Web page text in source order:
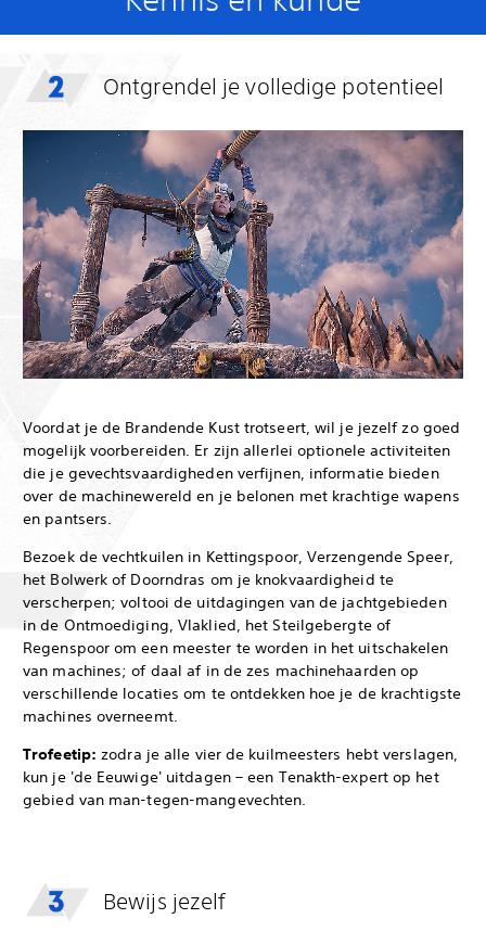
Ontgrendel je volledige potentieel
Voordat je de Brandende Kust trotseert, wil je jezelf zo goed
mogelijk voorbereiden. Er zijn allerlei optionele activiteiten
die je gevechtsvaardigheden verfijnen, informatie bieden
over de machinewereld en je belonen met krachtige wapens
en pantsers.
Bezoek de vechtkuilen in Kettingspoor, Verzengende Speer,
het Bolwerk of Doorndras om je knokvaardigheid te
verscherpen; voltooi de uitdagingen van de jachtgebieden
in de Ontmoediging, Vlaklied, het Steilgebergte of
Regenspoor om een meester te worden in het uitschakelen
van machines; of daal af in de zes machinehaarden op
verschillende locaties om te ontdekken hoe je de krachtigste
machines overneemt.
Trofeetip:zodra je alle vier de kuilmeesters hebt verslagen,
kun je 'de Eeuwige' uitdagen – een Tenakth-expert op het
gebied van man-tegen-mangevechten.
Bewijs jezelf